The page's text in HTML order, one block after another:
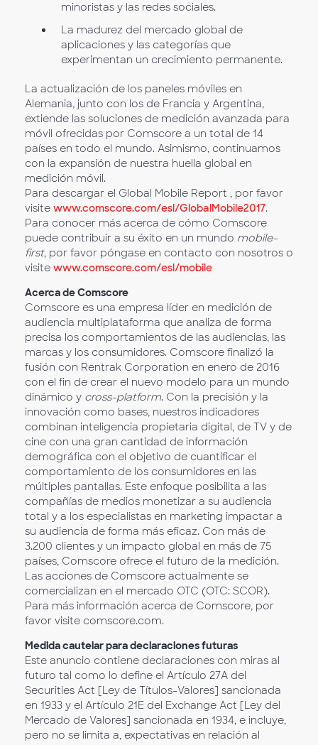
minoristas y las redes sociales.
La madurez del mercado global de
aplicaciones y las categorías que
experimentan un crecimiento permanente.
La actualización de los paneles móviles en
Alemania, junto con los de Francia y Argentina,
extiende las soluciones de medición avanzada para
móvil ofrecidas por Comscore a un total de 14
países en todo el mundo. Asimismo, continuamos
con la expansión de nuestra huella global en
medición móvil.
Para descargar el Global Mobile Report , por favor
visite www.comscore.com/esl/GlobalMobile2017.
Para conocer más acerca de cómo Comscore
puede contribuir a su éxito en un mundo mobile-
first, por favor póngase en contacto con nosotros o
visite www.comscore.com/esl/mobile
Acerca de Comscore
Comscore es una empresa líder en medición de
audiencia multiplataforma que analiza de forma
precisa los comportamientos de las audiencias, las
marcas y los consumidores. Comscore finalizó la
fusión con Rentrak Corporation en enero de 2016
con el fin de crear el nuevo modelo para un mundo
dinámico y cross-platform. Con la precisión y la
innovación como bases, nuestros indicadores
combinan inteligencia propietaria digital, de TV y de
cine con una gran cantidad de información
demográfica con el objetivo de cuantificar el
comportamiento de los consumidores en las
múltiples pantallas. Este enfoque posibilita a las
compañías de medios monetizar a su audiencia
total y a los especialistas en marketing impactar a
su audiencia de forma más eficaz. Con más de
3.200 clientes y un impacto global en más de 75
países, Comscore ofrece el futuro de la medición.
Las acciones de Comscore actualmente se
comercializan en el mercado OTC (OTC: SCOR).
Para más información acerca de Comscore, por
favor visite comscore.com.
Medida cautelar para declaraciones futuras
Este anuncio contiene declaraciones con miras al
futuro tal como lo define el Artículo 27A del
Securities Act [Ley de Títulos-Valores] sancionada
en 1933 y el Artículo 21E del Exchange Act [Ley del
Mercado de Valores] sancionada en 1934, e incluye,
pero no se limita a, expectativas en relación al